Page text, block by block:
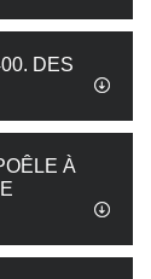
DES
À